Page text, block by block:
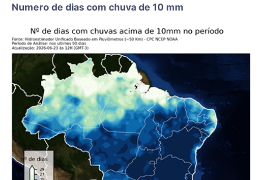
Numero de dias com chuva de 10 mm